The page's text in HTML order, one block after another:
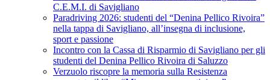
C.E.M.I. di Savigliano
Paradriving 2026: studenti del “Denina Pellico Rivoira”
nella tappa di Savigliano, all’insegna di inclusione,
sport e passione
Incontro con la Cassa di Risparmio di Savigliano per gli
studenti del Denina Pellico Rivoira di Saluzzo
Verzuolo riscopre la memoria sulla Resistenza